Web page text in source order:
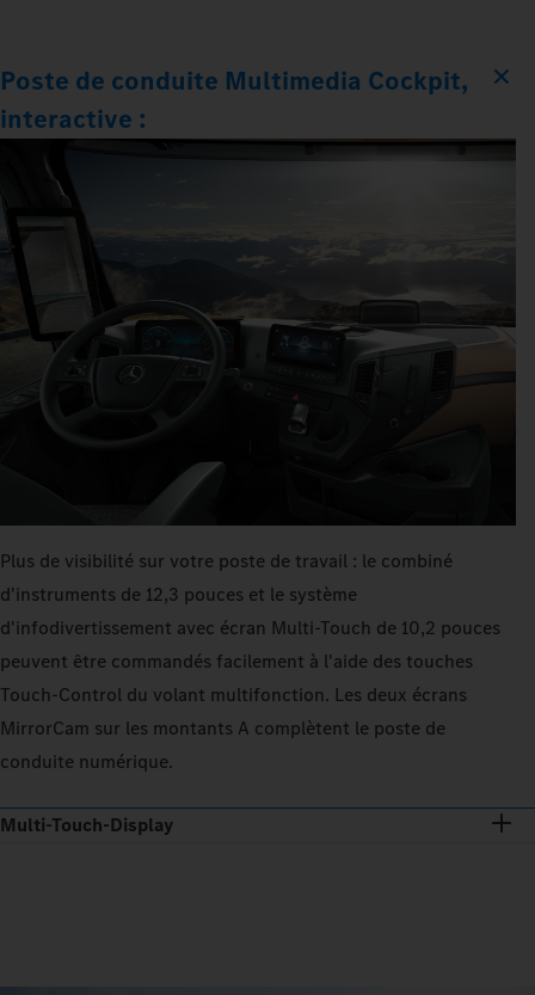
Poste de conduite Multimedia Cockpit,
interactive :
Plus de visibilité sur votre poste de travail : le combiné
d'instruments de 12,3 pouces et le système
d'infodivertissement avec écran Multi‑Touch de 10,2 pouces
peuvent être commandés facilement à l'aide des touches
Touch‑Control du volant multifonction. Les deux écrans
MirrorCam sur les montants A complètent le poste de
conduite numérique.
Multi-Touch-Display